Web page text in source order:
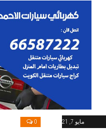
مايو 7, 2021 0